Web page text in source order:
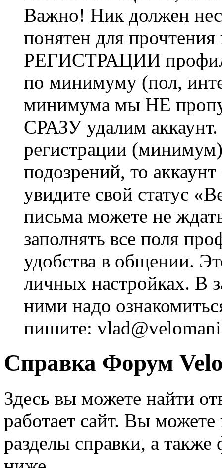
Важно! Ник должен
понятен для
РЕГИСТРАЦИИ профиль
по минимуму (пол,
минимума мы НЕ
СРАЗУ удалим
регистрации
подозрений, то
увидите свой статус
письма можете не
заполнять все поля
удобства в общении.
личных настройках. В
ними надо
пишите:
Справка Форум
Здесь вы можете найти
работает сайт. Вы можете
разделы справки, а